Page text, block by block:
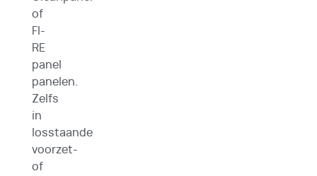
of
FI-
RE
panel
panelen.
Zelfs
in
losstaande
voorzet-
of